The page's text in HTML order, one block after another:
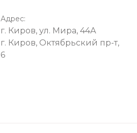
Адрес:
г. Киров, ул. Мира, 44А
г. Киров, Октябрьский пр-т,
6